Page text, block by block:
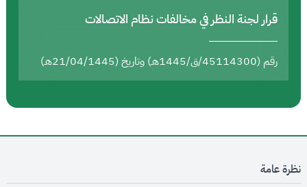
قرار لجنة النظر في مخالفات نظام الاتصالات
رقم (45114300/ق/1445هـ) وتاريخ (21/04/1445هـ)
نظرة عامة